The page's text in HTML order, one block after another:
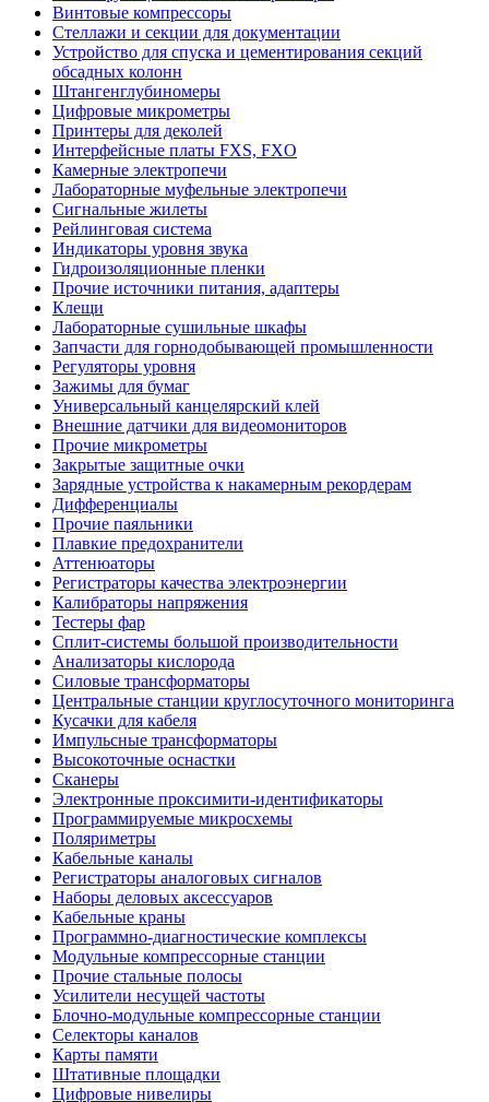
Винтовые компрессоры
Стеллажи и секции для документации
Устройство для спуска и цементирования секций
обсадных колонн
Штангенглубиномеры
Цифровые микрометры
Принтеры для деколей
Интерфейсные платы FXS, FXO
Камерные электропечи
Лабораторные муфельные электропечи
Сигнальные жилеты
Рейлинговая система
Индикаторы уровня звука
Гидроизоляционные пленки
Прочие источники питания, адаптеры
Клещи
Лабораторные сушильные шкафы
Запчасти для горнодобывающей промышленности
Регуляторы уровня
Зажимы для бумаг
Универсальный канцелярский клей
Внешние датчики для видеомониторов
Прочие микрометры
Закрытые защитные очки
Зарядные устройства к накамерным рекордерам
Дифференциалы
Прочие паяльники
Плавкие предохранители
Аттенюаторы
Регистраторы качества электроэнергии
Калибраторы напряжения
Тестеры фар
Сплит-системы большой производительности
Анализаторы кислорода
Силовые трансформаторы
Центральные станции круглосуточного мониторинга
Кусачки для кабеля
Импульсные трансформаторы
Высокоточные оснастки
Сканеры
Электронные проксимити-идентификаторы
Программируемые микросхемы
Поляриметры
Кабельные каналы
Регистраторы аналоговых сигналов
Наборы деловых аксессуаров
Кабельные краны
Программно-диагностические комплексы
Модульные компрессорные станции
Прочие стальные полосы
Усилители несущей частоты
Блочно-модульные компрессорные станции
Селекторы каналов
Карты памяти
Штативные площадки
Цифровые нивелиры